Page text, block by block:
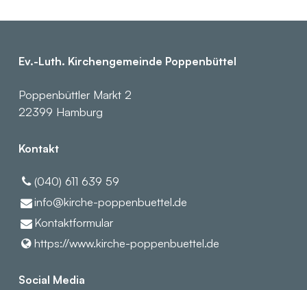
Ev.-Luth. Kirchengemeinde Poppenbüttel
Poppenbüttler Markt 2
22399 Hamburg
Kontakt
(040) 611 639 59
info@​kirche-poppenbuettel.​de
Kontaktformular
https://www.​kirche-poppenbuettel.​de
Social Media